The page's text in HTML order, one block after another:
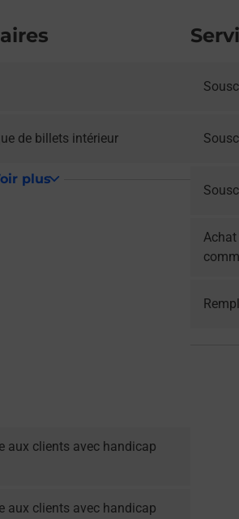
de billets intérieur
plus
aux clients avec handicap
aux clients avec handicap